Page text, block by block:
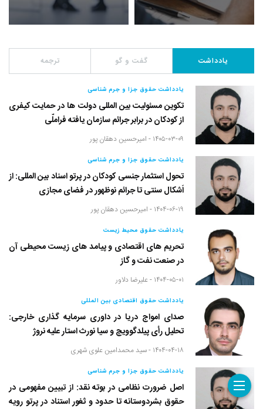
یادداشت گفت و گو ترجمه
یادداشت حقوق جزا و جرم شناسی
تکوین مسئولیت بین المللی دولت ها در حمایت کیفری
از کودکان در برابر جرائم سازمان یافته فراملّی
۱۴۰۵-۰۳-۰۹ - امیرحسین دهقان پور
یادداشت حقوق جزا و جرم شناسی
تحول استثمار جنسی کودکان در پرتو اسناد بین المللی: از
اَشکال سنتی تا جرائم نوظهور در فضای مجازی
۱۴۰۴-۰۶-۱۹ - امیرحسین دهقان پور
یادداشت حقوق محیط زیست
تحریم های اقتصادی و پیامد های زیست محیطی آن
در صنعت نفت و گاز
۱۴۰۴-۰۵-۰۱ - علیرضا دلاور
یادداشت حقوق اقتصادی بین المللی
صدای امواج دریا در داوری سرمایه گذاری خارجی:
تحلیل رأی پیلدگوویچ و سیا نورث استار علیه نروژ
۱۴۰۴-۰۴-۱۸ - سید محمدامین علوی شهری
یادداشت حقوق جزا و جرم شناسی
اصل ضرورت نظامی در بوته نقد: از تبیین مفهومی در
حقوق بشردوستانه تا حدود و ثغور استناد در پرتو رویه